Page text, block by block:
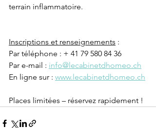
terrain inflammatoire.
Inscriptions et renseignements :
Par téléphone : + 41 79 580 84 36
Par e-mail : info@lecabinetdhomeo.ch
En ligne sur : www.lecabinetdhomeo.ch
Places limitées – réservez rapidement !